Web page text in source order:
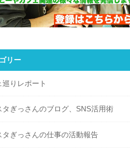
リー
巡りレポート
タぎっさんのブログ、SNS活用術
タぎっさんの仕事の活動報告